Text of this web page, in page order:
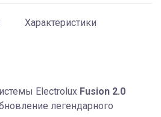
Характеристики
Electrolux Fusion 2.0
легендарного